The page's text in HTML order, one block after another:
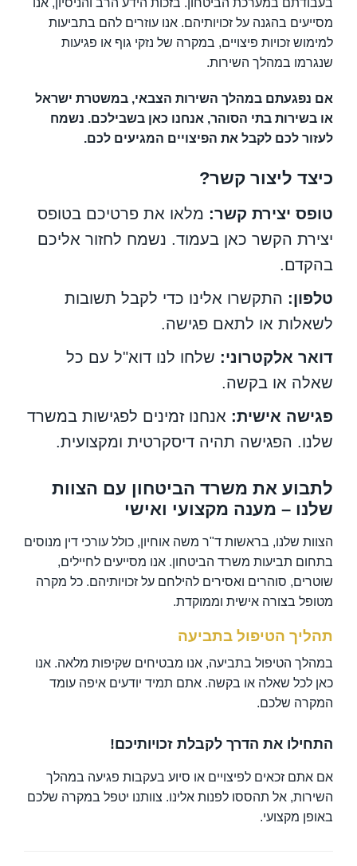
בעבודתם במערכת הביטחון. בזכות הידע הרב והניסיון, אנו
מסייעים בהגנה על זכויותיהם. אנו עוזרים להם בתביעות
למימוש זכויות פיצויים, במקרה של נזקי גוף או פגיעות
שנגרמו במהלך השירות.
אם נפגעתם במהלך השירות הצבאי, במשטרת ישראל
או בשירות בתי הסוהר, אנחנו כאן בשבילכם. נשמח
לעזור לכם לקבל את הפיצויים המגיעים לכם.
כיצד ליצור קשר?
טופס יצירת קשר: מלאו את פרטיכם בטופס
יצירת הקשר כאן בעמוד. נשמח לחזור אליכם
בהקדם.
טלפון: התקשרו אלינו כדי לקבל תשובות
לשאלות או לתאם פגישה.
דואר אלקטרוני: שלחו לנו דוא"ל עם כל
שאלה או בקשה.
פגישה אישית: אנחנו זמינים לפגישות במשרד
שלנו. הפגישה תהיה דיסקרטית ומקצועית.
לתבוע את משרד הביטחון עם הצוות
שלנו – מענה מקצועי ואישי
הצוות שלנו, בראשות ד"ר משה אוחיון, כולל עורכי דין מנוסים
בתחום תביעות משרד הביטחון. אנו מסייעים לחיילים,
שוטרים, סוהרים ואסירים להילחם על זכויותיהם. כל מקרה
מטופל בצורה אישית וממוקדת.
תהליך הטיפול בתביעה
במהלך הטיפול בתביעה, אנו מבטיחים שקיפות מלאה. אנו
כאן לכל שאלה או בקשה. אתם תמיד יודעים איפה עומד
המקרה שלכם.
התחילו את הדרך לקבלת זכויותיכם!
אם אתם זכאים לפיצויים או סיוע בעקבות פגיעה במהלך
השירות, אל תהססו לפנות אלינו. צוותנו יטפל במקרה שלכם
באופן מקצועי.